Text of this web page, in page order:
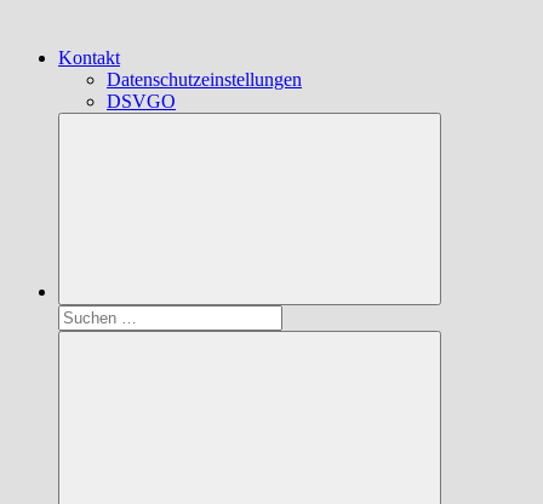
Kontakt
Datenschutzeinstellungen
DSVGO
Suchen
nach: